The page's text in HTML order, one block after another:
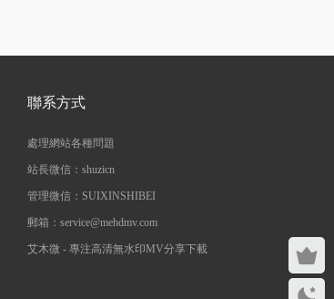
這歌沒MV
來源： 留言闆
聯系方式
處理網站各種問題
站長微信：shuzicn
管理微信：SUIXINSHIBEI
郵箱：service@mehdmv.com
艾木微 - 專注高清無水印MV分享下載